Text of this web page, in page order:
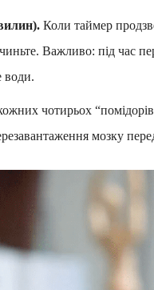
Коли таймер
Важливо: під час
води.
чотирьох
мозку